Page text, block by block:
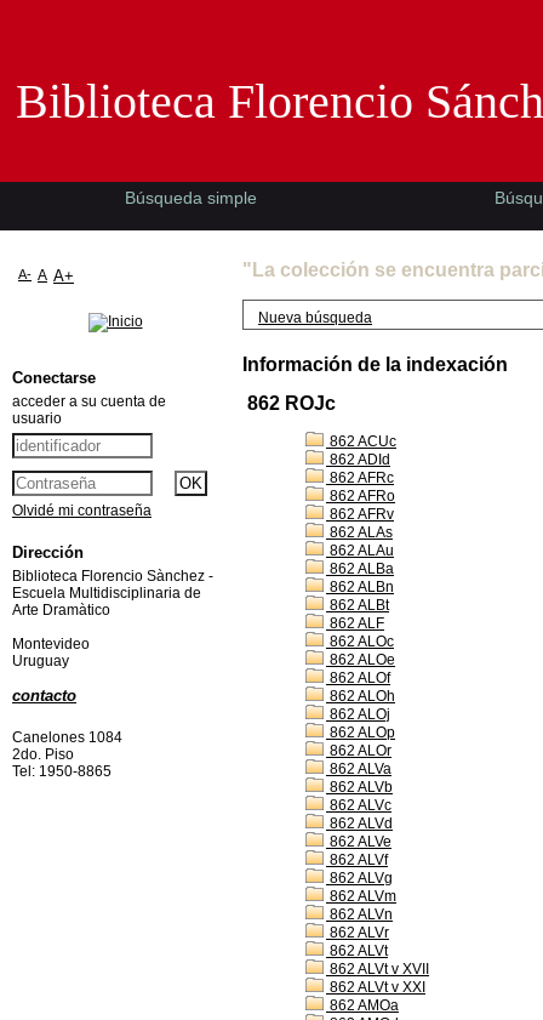
"La colección se encuentra
Nueva búsqueda
Información de la indexación
862 ROJc
862 ACUc
862 ADId
862 AFRc
862 AFRo
862 AFRv
862 ALAs
862 ALAu
862 ALBa
862 ALBn
862 ALBt
862 ALF
862 ALOc
862 ALOe
862 ALOf
862 ALOh
862 ALOj
862 ALOp
862 ALOr
862 ALVa
862 ALVb
862 ALVc
862 ALVd
862 ALVe
862 ALVf
862 ALVg
862 ALVm
862 ALVn
862 ALVr
862 ALVt
862 ALVt v XVII
862 ALVt v XXI
862 AMOa
Biblioteca Florencio
Búsqueda simple
A- A A+
Conectarse
acceder a su cuenta de
usuario
Olvidé mi contraseña
Dirección
Biblioteca Florencio Sànchez -
Escuela Multidisciplinaria de
Arte Dramàtico
Montevideo
Uruguay
contacto
Canelones 1084
2do. Piso
Tel: 1950-8865